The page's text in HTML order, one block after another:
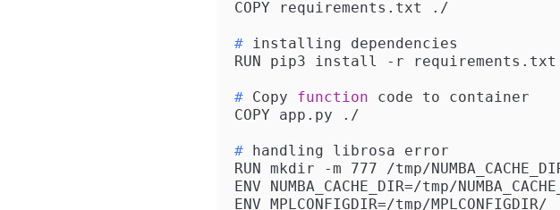
# installing dependencies
# Copy function code to container
# handling librosa error
RUN mkdir -m 777 /tmp/
ENV NUMBA_CACHE_DIR=/tmp/